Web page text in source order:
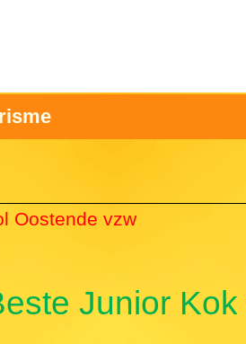
Oostende vzw
Junior Kok